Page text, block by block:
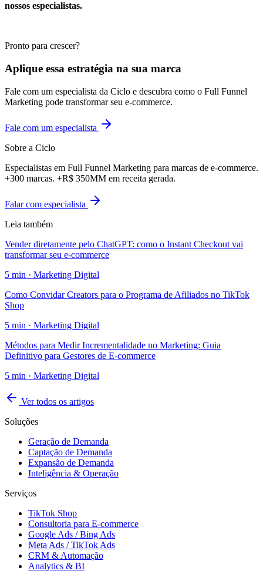
nossos especialistas.
Pronto para crescer?
Aplique essa estratégia na sua marca
Fale com um especialista da Ciclo e descubra como o Full Funnel
Marketing pode transformar seu e-commerce.
Fale com um especialista
Sobre a Ciclo
Especialistas em Full Funnel Marketing para marcas de e-commerce.
+300 marcas. +R$ 350MM em receita gerada.
Falar com especialista
Leia também
Vender diretamente pelo ChatGPT: como o Instant Checkout vai
transformar seu e-commerce
5 min · Marketing Digital
Como Convidar Creators para o Programa de Afiliados no TikTok
Shop
5 min · Marketing Digital
Métodos para Medir Incrementalidade no Marketing: Guia
Definitivo para Gestores de E-commerce
5 min · Marketing Digital
Ver todos os artigos
Soluções
Geração de Demanda
Captação de Demanda
Expansão de Demanda
Inteligência & Operação
Serviços
TikTok Shop
Consultoria para E-commerce
Google Ads / Bing Ads
Meta Ads / TikTok Ads
CRM & Automação
Analytics & BI